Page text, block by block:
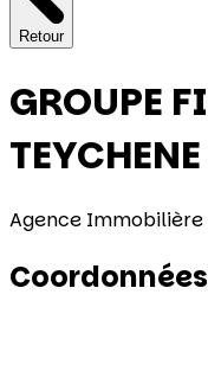
Retour
GROUPE
TEYCHENE
Agence
Coordonnées